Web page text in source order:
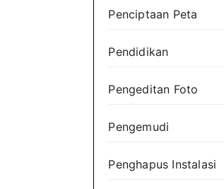
Penciptaan Peta
Pendidikan
Pengeditan Foto
Pengemudi
Penghapus Instalasi